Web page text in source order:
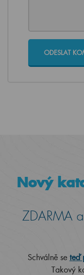
Nový
ZDARMA
Schválně se teď
Takový